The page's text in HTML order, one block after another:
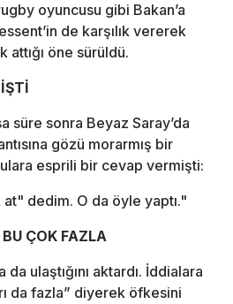
oyuncusu gibi Bakan’a
de karşılık vererek
attığı öne sürüldü.
süre sonra Beyaz Saray’da
gözü morarmış bir
esprili bir cevap vermişti:
at" dedim. O da öyle yaptı."
ÇOK FAZLA
da ulaştığını aktardı. İddialara
da fazla” diyerek öfkesini